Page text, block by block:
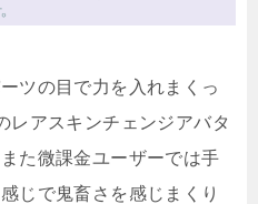
ツの目で力を入れまくっ
レアスキンチェンジアバタ
た微課金ユーザーでは手
じで鬼畜さを感じまくり